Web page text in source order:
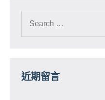
近期留言